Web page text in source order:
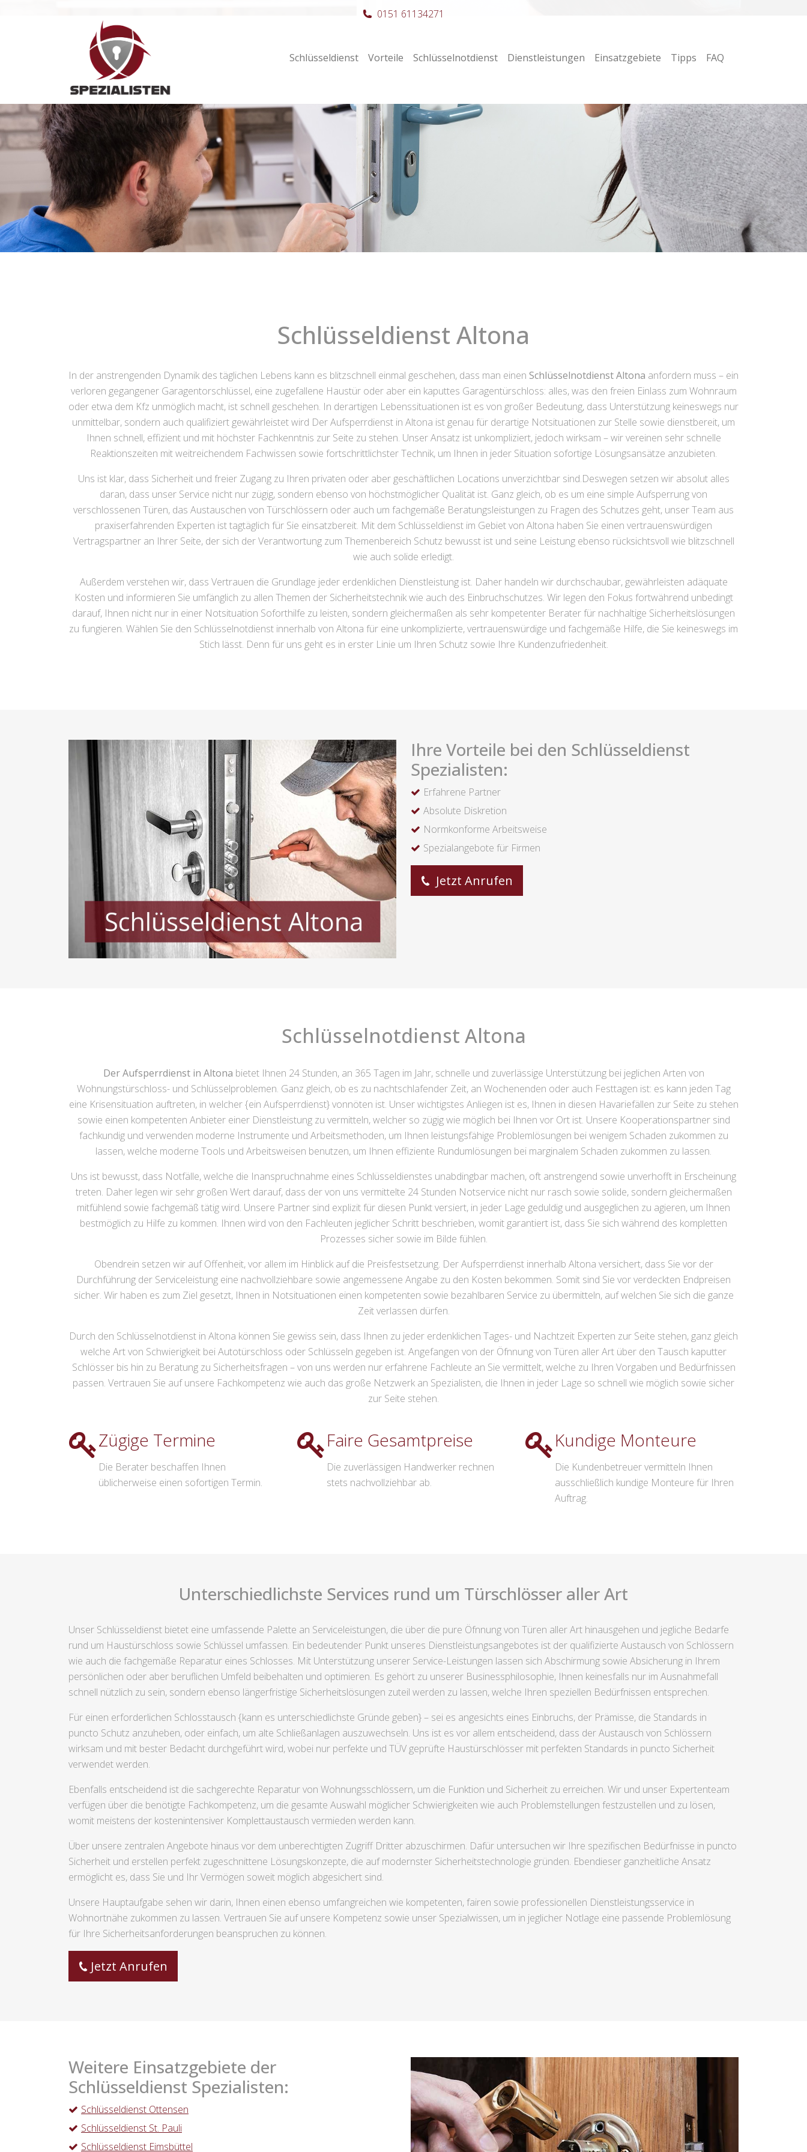
Hauptnavigation Schlüsseldienst Vorteile Schlüsselnotdienst Dienstleistungen Einsatzgebiete Tipps FAQ
0151 61134271
Schlüsseldienst Altona
In der anstrengenden Dynamik des täglichen Lebens kann es blitzschnell einmal geschehen, dass man einen Schlüsselnotdienst Altona anfordern muss – ein
verloren gegangener Garagentorschlüssel, eine zugefallene Haustür oder aber ein kaputtes Garagentürschloss: alles, was den freien Einlass zum Wohnraum
oder etwa dem Kfz unmöglich macht, ist schnell geschehen. In derartigen Lebenssituationen ist es von großer Bedeutung, dass Unterstützung keineswegs nur
unmittelbar, sondern auch qualifiziert gewährleistet wird Der Aufsperrdienst in Altona ist genau für derartige Notsituationen zur Stelle sowie dienstbereit, um
Ihnen schnell, effizient und mit höchster Fachkenntnis zur Seite zu stehen. Unser Ansatz ist unkompliziert, jedoch wirksam – wir vereinen sehr schnelle
Reaktionszeiten mit weitreichendem Fachwissen sowie fortschrittlichster Technik, um Ihnen in jeder Situation sofortige Lösungsansätze anzubieten.
Uns ist klar, dass Sicherheit und freier Zugang zu Ihren privaten oder aber geschäftlichen Locations unverzichtbar sind.Deswegen setzen wir absolut alles
daran, dass unser Service nicht nur zügig, sondern ebenso von höchstmöglicher Qualität ist. Ganz gleich, ob es um eine simple Aufsperrung von
verschlossenen Türen, das Austauschen von Türschlössern oder auch um fachgemäße Beratungsleistungen zu Fragen des Schutzes geht, unser Team aus
praxiserfahrenden Experten ist tagtäglich für Sie einsatzbereit. Mit dem Schlüsseldienst im Gebiet von Altona haben Sie einen vertrauenswürdigen
Vertragspartner an Ihrer Seite, der sich der Verantwortung zum Themenbereich Schutz bewusst ist und seine Leistung ebenso rücksichtsvoll wie blitzschnell
wie auch solide erledigt.
Außerdem verstehen wir, dass Vertrauen die Grundlage jeder erdenklichen Dienstleistung ist. Daher handeln wir durchschaubar, gewährleisten adäquate
Kosten und informieren Sie umfänglich zu allen Themen der Sicherheitstechnik wie auch des Einbruchschutzes. Wir legen den Fokus fortwährend unbedingt
darauf, Ihnen nicht nur in einer Notsituation Soforthilfe zu leisten, sondern gleichermaßen als sehr kompetenter Berater für nachhaltige Sicherheitslösungen
zu fungieren. Wählen Sie den Schlüsselnotdienst innerhalb von Altona für eine unkomplizierte, vertrauenswürdige und fachgemäße Hilfe, die Sie keineswegs im
Stich lässt. Denn für uns geht es in erster Linie um Ihren Schutz sowie Ihre Kundenzufriedenheit.
Ihre Vorteile bei den Schlüsseldienst
Spezialisten:
Erfahrene Partner
Absolute Diskretion
Normkonforme Arbeitsweise
Spezialangebote für Firmen
Jetzt Anrufen
Schlüsselnotdienst Altona
Der Aufsperrdienst in Altona bietet Ihnen 24 Stunden, an 365 Tagen im Jahr, schnelle und zuverlässige Unterstützung bei jeglichen Arten von
Wohnungstürschloss- und Schlüsselproblemen. Ganz gleich, ob es zu nachtschlafender Zeit, an Wochenenden oder auch Festtagen ist: es kann jeden Tag
eine Krisensituation auftreten, in welcher {ein Aufsperrdienst} vonnöten ist. Unser wichtigstes Anliegen ist es, Ihnen in diesen Havariefällen zur Seite zu stehen
sowie einen kompetenten Anbieter einer Dienstleistung zu vermitteln, welcher so zügig wie möglich bei Ihnen vor Ort ist. Unsere Kooperationspartner sind
fachkundig und verwenden moderne Instrumente und Arbeitsmethoden, um Ihnen leistungsfähige Problemlösungen bei wenigem Schaden zukommen zu
lassen, welche moderne Tools und Arbeitsweisen benutzen, um Ihnen effiziente Rundumlösungen bei marginalem Schaden zukommen zu lassen.
Uns ist bewusst, dass Notfälle, welche die Inanspruchnahme eines Schlüsseldienstes unabdingbar machen, oft anstrengend sowie unverhofft in Erscheinung
treten. Daher legen wir sehr großen Wert darauf, dass der von uns vermittelte 24 Stunden Notservice nicht nur rasch sowie solide, sondern gleichermaßen
mitfühlend sowie fachgemäß tätig wird. Unsere Partner sind explizit für diesen Punkt versiert, in jeder Lage geduldig und ausgeglichen zu agieren, um Ihnen
bestmöglich zu Hilfe zu kommen. Ihnen wird von den Fachleuten jeglicher Schritt beschrieben, womit garantiert ist, dass Sie sich während des kompletten
Prozesses sicher sowie im Bilde fühlen.
Obendrein setzen wir auf Offenheit, vor allem im Hinblick auf die Preisfestsetzung. Der Aufsperrdienst innerhalb Altona versichert, dass Sie vor der
Durchführung der Serviceleistung eine nachvollziehbare sowie angemessene Angabe zu den Kosten bekommen. Somit sind Sie vor verdeckten Endpreisen
sicher. Wir haben es zum Ziel gesetzt, Ihnen in Notsituationen einen kompetenten sowie bezahlbaren Service zu übermitteln, auf welchen Sie sich die ganze
Zeit verlassen dürfen.
Durch den Schlüsselnotdienst in Altona können Sie gewiss sein, dass Ihnen zu jeder erdenklichen Tages- und Nachtzeit Experten zur Seite stehen, ganz gleich
welche Art von Schwierigkeit bei Autotürschloss oder Schlüsseln gegeben ist. Angefangen von der Öfnnung von Türen aller Art über den Tausch kaputter
Schlösser bis hin zu Beratung zu Sicherheitsfragen – von uns werden nur erfahrene Fachleute an Sie vermittelt, welche zu Ihren Vorgaben und Bedürfnissen
passen. Vertrauen Sie auf unsere Fachkompetenz wie auch das große Netzwerk an Spezialisten, die Ihnen in jeder Lage so schnell wie möglich sowie sicher
zur Seite stehen.
Zügige Termine
Die Berater beschaffen Ihnen
üblicherweise einen sofortigen Termin.
Faire Gesamtpreise
Die zuverlässigen Handwerker rechnen
stets nachvollziehbar ab.
Kundige Monteure
Die Kundenbetreuer vermitteln Ihnen
ausschließlich kundige Monteure für Ihren
Auftrag.
Unterschiedlichste Services rund um Türschlösser aller Art
Unser Schlüsseldienst bietet eine umfassende Palette an Serviceleistungen, die über die pure Öfnnung von Türen aller Art hinausgehen und jegliche Bedarfe
rund um Haustürschloss sowie Schlüssel umfassen. Ein bedeutender Punkt unseres Dienstleistungsangebotes ist der qualifizierte Austausch von Schlössern
wie auch die fachgemäße Reparatur eines Schlosses. Mit Unterstützung unserer Service-Leistungen lassen sich Abschirmung sowie Absicherung in Ihrem
persönlichen oder aber beruflichen Umfeld beibehalten und optimieren. Es gehört zu unserer Businessphilosophie, Ihnen keinesfalls nur im Ausnahmefall
schnell nützlich zu sein, sondern ebenso längerfristige Sicherheitslösungen zuteil werden zu lassen, welche Ihren speziellen Bedürfnissen entsprechen.
Für einen erforderlichen Schlosstausch {kann es unterschiedlichste Gründe geben} – sei es angesichts eines Einbruchs, der Prämisse, die Standards in
puncto Schutz anzuheben, oder einfach, um alte Schließanlagen auszuwechseln. Uns ist es vor allem entscheidend, dass der Austausch von Schlössern
wirksam und mit bester Bedacht durchgeführt wird, wobei nur perfekte und TÜV geprüfte Haustürschlösser mit perfekten Standards in puncto Sicherheit
verwendet werden.
Ebenfalls entscheidend ist die sachgerechte Reparatur von Wohnungsschlössern, um die Funktion und Sicherheit zu erreichen. Wir und unser Expertenteam
verfügen über die benötigte Fachkompetenz, um die gesamte Auswahl möglicher Schwierigkeiten wie auch Problemstellungen festzustellen und zu lösen,
womit meistens der kostenintensiver Komplettaustausch vermieden werden kann.
Über unsere zentralen Angebote hinaus vor dem unberechtigten Zugriff Dritter abzuschirmen. Dafür untersuchen wir Ihre spezifischen Bedürfnisse in puncto
Sicherheit und erstellen perfekt zugeschnittene Lösungskonzepte, die auf modernster Sicherheitstechnologie gründen. Ebendieser ganzheitliche Ansatz
ermöglicht es, dass Sie und Ihr Vermögen soweit möglich abgesichert sind.
Unsere Hauptaufgabe sehen wir darin, Ihnen einen ebenso umfangreichen wie kompetenten, fairen sowie professionellen Dienstleistungsservice in
Wohnortnähe zukommen zu lassen. Vertrauen Sie auf unsere Kompetenz sowie unser Spezialwissen, um in jeglicher Notlage eine passende Problemlösung
für Ihre Sicherheitsanforderungen beanspruchen zu können.
Jetzt Anrufen
Weitere Einsatzgebiete der
Schlüsseldienst Spezialisten:
Schlüsseldienst Ottensen
Schlüsseldienst St. Pauli
Schlüsseldienst Eimsbüttel